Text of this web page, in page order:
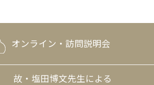
オンライン・訪問説明会
故・塩田博文先生による